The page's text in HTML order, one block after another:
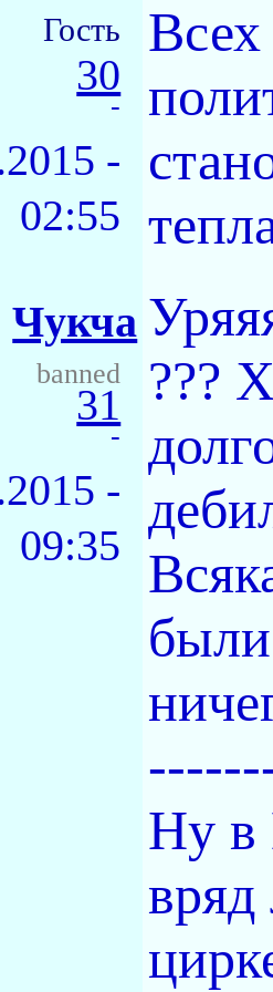
Гость
30
-
-
02:55
Чукча
banned
31
-
-
09:35
???
Ну в